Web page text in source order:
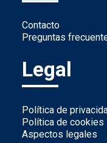
Contacto
Preguntas
Legal
Política de
Política de cookies
Aspectos legales